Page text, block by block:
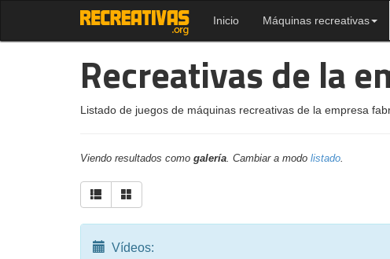
Inicio Máquinas recreativas
Recreativas de la
Listado de juegos de máquinas recreativas de la empresa
Viendo resultados como galería. Cambiar a modo listado.
Vídeos: